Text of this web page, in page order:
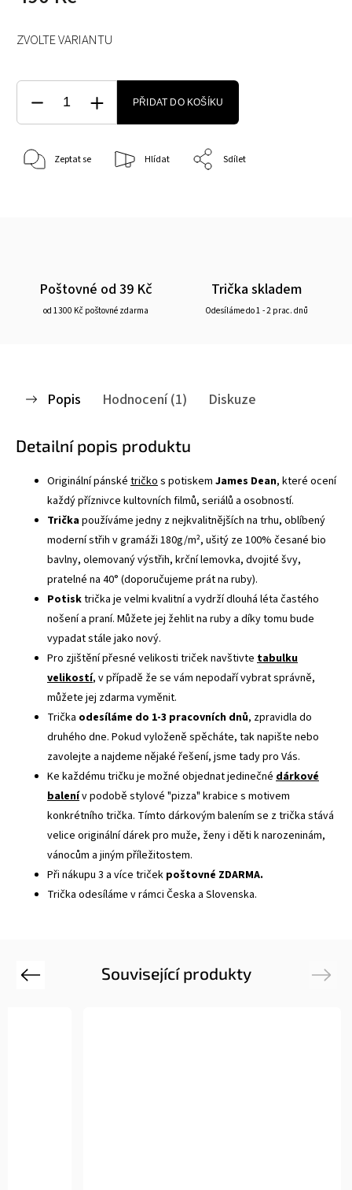
ZVOLTE VARIANTU
PŘIDAT DO KOŠÍKU
Zeptat se Hlídat Sdílet
Poštovné od 39 Kč
od 1300 Kč poštovné zdarma
Trička skladem
Odesíláme do 1 - 2 prac. dnů
Popis Hodnocení (1) Diskuze
Detailní popis produktu
Originální pánské tričko s potiskem James Dean, které ocení
každý příznivce kultovních filmů, seriálů a osobností.
Tričkapoužíváme jedny z nejkvalitnějších na trhu, oblíbený
moderní střih v gramáži 180g/m², ušitý ze 100% česané bio
bavlny, olemovaný výstřih, krční lemovka, dvojité švy,
pratelné na 40° (doporučujeme prát na ruby).
Potisktrička je velmi kvalitní a vydrží dlouhá léta častého
nošení a praní. Můžete jej žehlit na ruby a díky tomu bude
vypadat stále jako nový.
Pro zjištění přesné velikosti triček navštivte tabulku
velikostí, v případě že se vám nepodaří vybrat správně,
můžete jej zdarma vyměnit.
Trička odesíláme do 1-3 pracovních dnů, zpravidla do
druhého dne. Pokud vyloženě spěcháte, tak napište nebo
zavolejte a najdeme nějaké řešení, jsme tady pro Vás.
Ke každému tričku je možné objednat jedinečné dárkové
balenív podobě stylové "pizza" krabice s motivem
konkrétního trička. Tímto dárkovým balením se z trička stává
velice originální dárek pro muže, ženy i děti k narozeninám,
vánocům a jiným příležitostem.
Při nákupu 3 a více triček poštovné ZDARMA.
Trička odesíláme v rámci Česka a Slovenska.
Související produkty
Previous Next